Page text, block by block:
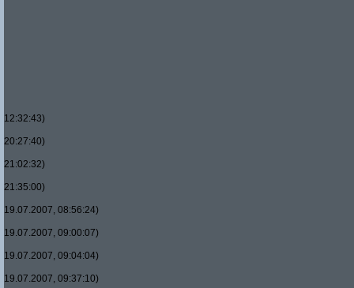
12:32:43)
20:27:40)
21:02:32)
21:35:00)
19.07.2007, 08:56:24)
19.07.2007, 09:00:07)
19.07.2007, 09:04:04)
19.07.2007, 09:37:10)